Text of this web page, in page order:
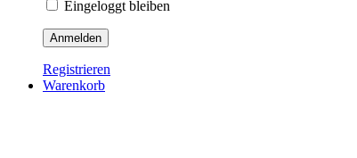
Eingeloggt bleiben
Registrieren
Warenkorb